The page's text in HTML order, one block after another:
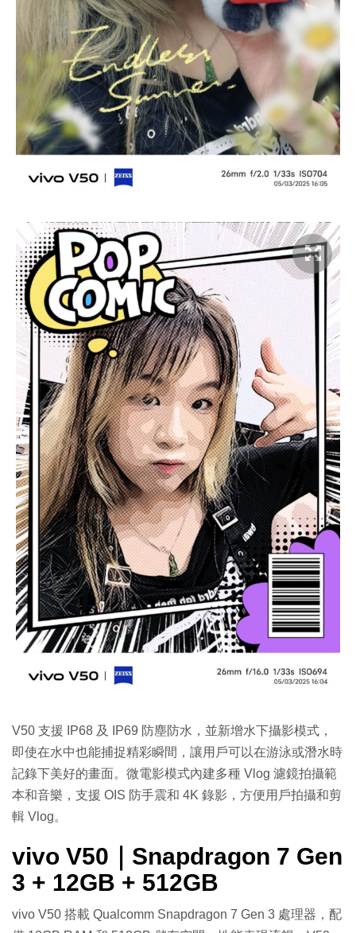
V50 支援 IP68 及 IP69 防塵防水，並新增水下攝影模式，
即使在水中也能捕捉精彩瞬間，讓用戶可以在游泳或潛水時
記錄下美好的畫面。微電影模式內建多種 Vlog 濾鏡拍攝範
本和音樂，支援 OIS 防手震和 4K 錄影，方便用戶拍攝和剪
輯 Vlog。
vivo V50｜Snapdragon 7 Gen
3 + 12GB + 512GB
vivo V50 搭載 Qualcomm Snapdragon 7 Gen 3 處理器，配